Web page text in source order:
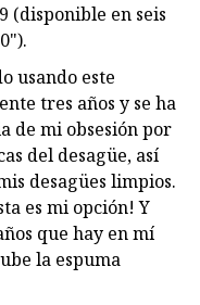
(disponible en seis
usando este
tres años y se ha
de mi obsesión por
del desagüe, así
desagües limpios.
es mi opción! Y
que hay en mí
la espuma